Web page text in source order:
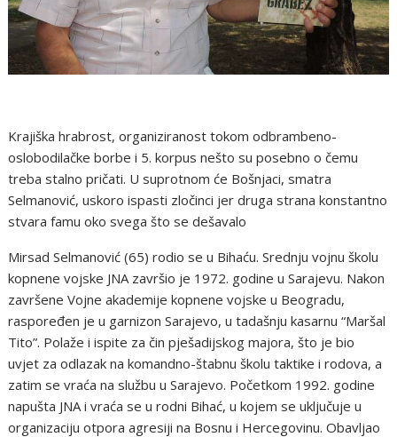
Krajiška hrabrost, organiziranost tokom odbrambeno-
oslobodilačke borbe i 5. korpus nešto su posebno o čemu
treba stalno pričati. U suprotnom će Bošnjaci, smatra
Selmanović, uskoro ispasti zločinci jer druga strana konstantno
stvara famu oko svega što se dešavalo
Mirsad Selmanović (65) rodio se u Bihaću. Srednju vojnu školu
kopnene vojske JNA završio je 1972. godine u Sarajevu. Nakon
završene Vojne akademije kopnene vojske u Beogradu,
raspoređen je u garnizon Sarajevo, u tadašnju kasarnu “Maršal
Tito”. Polaže i ispite za čin pješadijskog majora, što je bio
uvjet za odlazak na komandno-štabnu školu taktike i rodova, a
zatim se vraća na službu u Sarajevo. Početkom 1992. godine
napušta JNA i vraća se u rodni Bihać, u kojem se uključuje u
organizaciju otpora agresiji na Bosnu i Hercegovinu. Obavljao